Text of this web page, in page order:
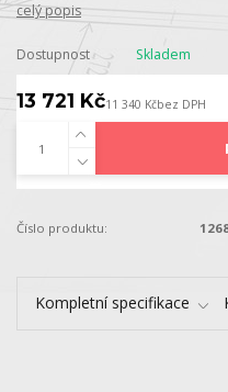
celý popis
Dostupnost Skladem
13 721 Kč11 340 Kčbez DPH
Číslo produktu:
Kompletní specifikace